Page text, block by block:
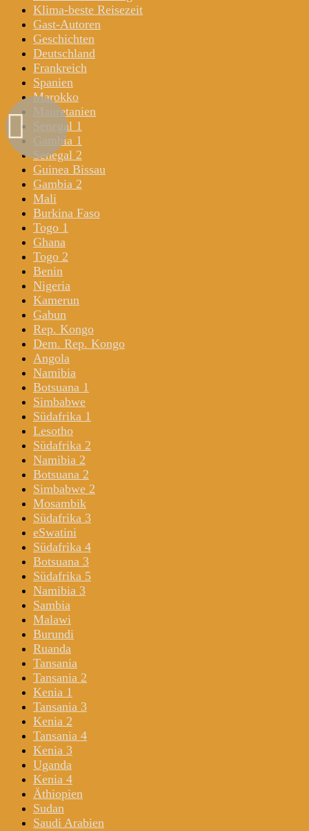
Klima-beste Reisezeit
Gast-Autoren
Geschichten
Deutschland
Frankreich
Spanien
Marokko
Mauretanien
Senegal 1
Gambia 1
Senegal 2
Guinea Bissau
Gambia 2
Mali
Burkina Faso
Togo 1
Ghana
Togo 2
Benin
Nigeria
Kamerun
Gabun
Rep. Kongo
Dem. Rep. Kongo
Angola
Namibia
Botsuana 1
Simbabwe
Südafrika 1
Lesotho
Südafrika 2
Namibia 2
Botsuana 2
Simbabwe 2
Mosambik
Südafrika 3
eSwatini
Südafrika 4
Botsuana 3
Südafrika 5
Namibia 3
Sambia
Malawi
Burundi
Ruanda
Tansania
Tansania 2
Kenia 1
Tansania 3
Kenia 2
Tansania 4
Kenia 3
Uganda
Kenia 4
Äthiopien
Sudan
Saudi Arabien